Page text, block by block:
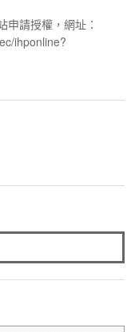
申請授權，網址：
ihponline?